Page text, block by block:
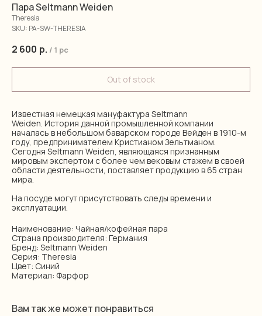
Пара Seltmann Weiden
Theresia
SKU: PA-SW-THERESIA
2 600 р. / 1 pc
Out of stock
Известная немецкая мануфактура Seltmann
Weiden. История данной промышленной компании
началась в небольшом баварском городе Вейден в 1910-м
году, предпринимателем Кристианом Зельтманом.
Сегодня Seltmann Weiden, являющаяся признанным
мировым экспертом с более чем вековым стажем в своей
области деятельности, поставляет продукцию в 65 стран
мира.
На посуде могут присутствовать следы времени и
эксплуатации.
Наименование: Чайная/кофейная пара
Страна производителя: Германия
Бренд: Seltmann Weiden
Серия: Theresia
Цвет: Синий
Материал: Фарфор
Вам так же может понравиться